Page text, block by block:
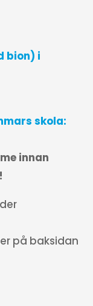
bion) i
skola:
innan
på baksidan